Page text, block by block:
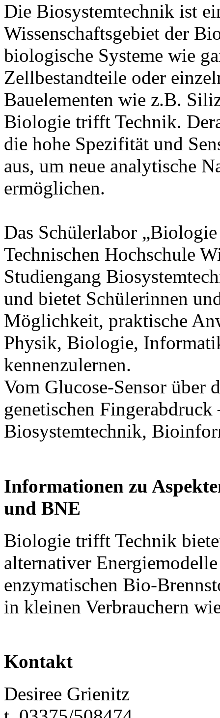
Die Biosystemtechnik ist
Wissenschaftsgebiet der
biologische Systeme wie
Zellbestandteile oder
Bauelementen wie z.B.
Biologie trifft Technik.
die hohe Spezifität und
aus, um neue analytische
ermöglichen.
Das Schülerlabor
Technischen Hochschule
Studiengang
und bietet Schülerinnen
Möglichkeit, praktische
Physik, Biologie,
kennenzulernen.
Vom Glucose-Sensor über
genetischen Fingerabdruck
Biosystemtechnik,
Informationen zu
und BNE
Biologie trifft Technik
alternativer
enzymatischen Bio-
in kleinen Verbrauchern
Kontakt
Desiree Grienitz